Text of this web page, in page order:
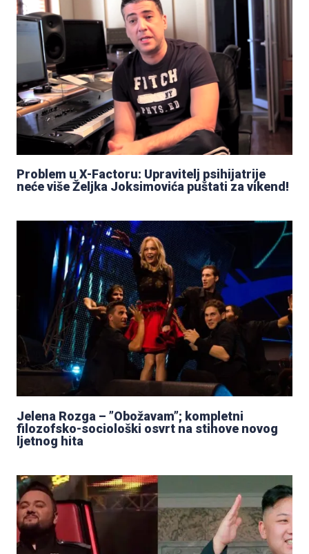
Problem u X-Factoru: Upravitelj psihijatrije
neće više Željka Joksimovića puštati za vikend!
Jelena Rozga – ”Obožavam”; kompletni
filozofsko-sociološki osvrt na stihove novog
ljetnog hita